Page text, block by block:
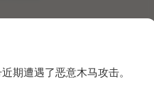
期遭遇了恶意木马攻击。